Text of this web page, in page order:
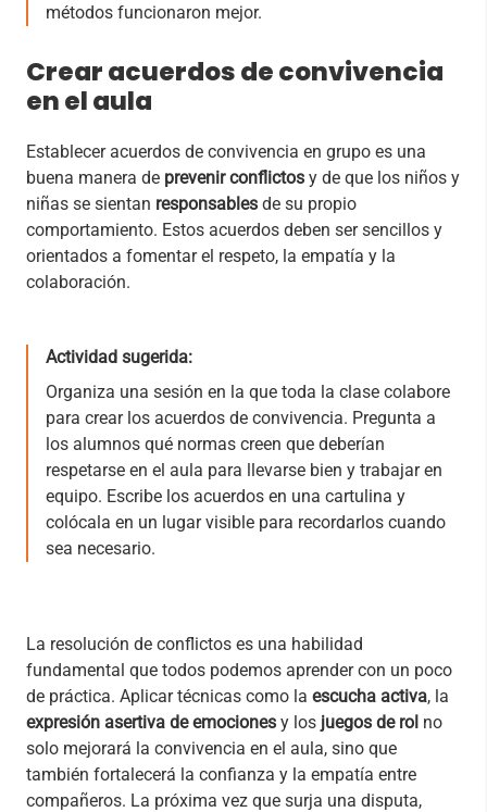
métodos funcionaron mejor.
Crear acuerdos de convivencia
en el aula
Establecer acuerdos de convivencia en grupo es una
buena manera de prevenir conflictos y de que los niños y
niñas se sientan responsables de su propio
comportamiento. Estos acuerdos deben ser sencillos y
orientados a fomentar el respeto, la empatía y la
colaboración.
Actividad sugerida:
Organiza una sesión en la que toda la clase colabore
para crear los acuerdos de convivencia. Pregunta a
los alumnos qué normas creen que deberían
respetarse en el aula para llevarse bien y trabajar en
equipo. Escribe los acuerdos en una cartulina y
colócala en un lugar visible para recordarlos cuando
sea necesario.
La resolución de conflictos es una habilidad
fundamental que todos podemos aprender con un poco
de práctica. Aplicar técnicas como la escucha activa, la
expresión asertiva de emociones y los juegos de rol no
solo mejorará la convivencia en el aula, sino que
también fortalecerá la confianza y la empatía entre
compañeros. La próxima vez que surja una disputa,